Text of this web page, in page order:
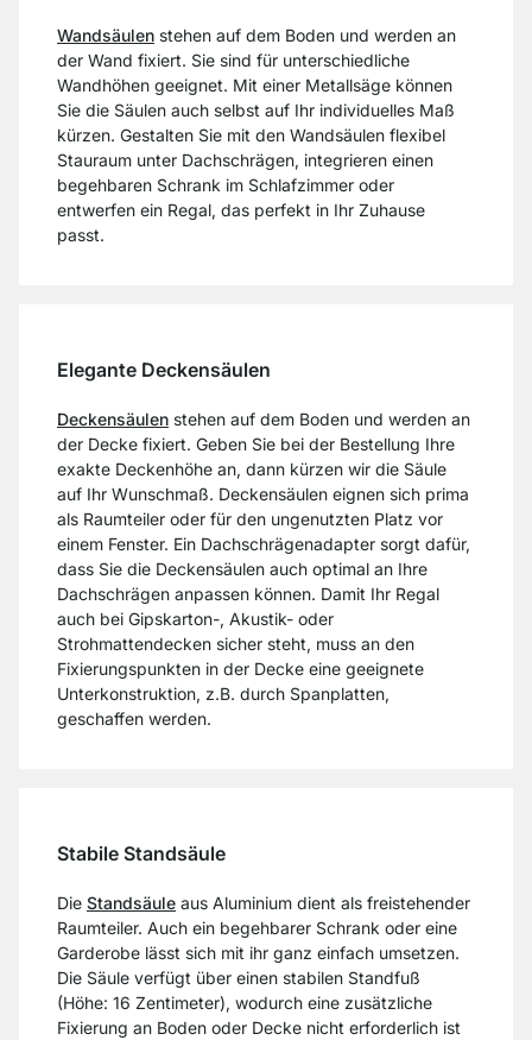
Wandsäulen stehen auf dem Boden und werden an
der Wand fixiert. Sie sind für unterschiedliche
Wandhöhen geeignet. Mit einer Metallsäge können
Sie die Säulen auch selbst auf Ihr individuelles Maß
kürzen. Gestalten Sie mit den Wandsäulen flexibel
Stauraum unter Dachschrägen, integrieren einen
begehbaren Schrank im Schlafzimmer oder
entwerfen ein Regal, das perfekt in Ihr Zuhause
passt.
Elegante Deckensäulen
Deckensäulen stehen auf dem Boden und werden an
der Decke fixiert. Geben Sie bei der Bestellung Ihre
exakte Deckenhöhe an, dann kürzen wir die Säule
auf Ihr Wunschmaß. Deckensäulen eignen sich prima
als Raumteiler oder für den ungenutzten Platz vor
einem Fenster. Ein Dachschrägenadapter sorgt dafür,
dass Sie die Deckensäulen auch optimal an Ihre
Dachschrägen anpassen können. Damit Ihr Regal
auch bei Gipskarton-, Akustik- oder
Strohmattendecken sicher steht, muss an den
Fixierungspunkten in der Decke eine geeignete
Unterkonstruktion, z.B. durch Spanplatten,
geschaffen werden.
Stabile Standsäule
Die Standsäule aus Aluminium dient als freistehender
Raumteiler. Auch ein begehbarer Schrank oder eine
Garderobe lässt sich mit ihr ganz einfach umsetzen.
Die Säule verfügt über einen stabilen Standfuß
(Höhe: 16 Zentimeter), wodurch eine zusätzliche
Fixierung an Boden oder Decke nicht erforderlich ist